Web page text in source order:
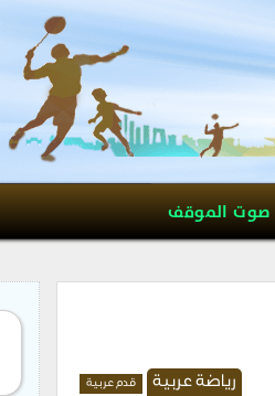
صوت الموقف
رياضة عربية قدم عربية